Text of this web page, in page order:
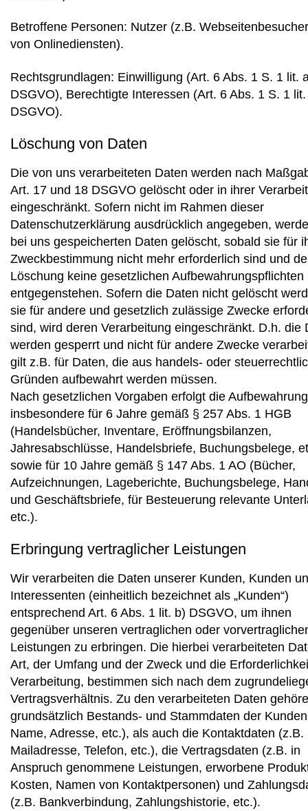
Betroffene Personen: Nutzer (z.B.
von Onlinediensten).
Rechtsgrundlagen: Einwilligung (Art. 6 Abs. 1 S. 1 lit.
DSGVO), Berechtigte Interessen (Art. 6 Abs. 1 S. 1
DSGVO).
Löschung von Daten
Die von uns verarbeiteten Daten werden nach
Art. 17 und 18 DSGVO gelöscht oder in ihrer
eingeschränkt. Sofern nicht im Rahmen dieser
Datenschutzerklärung ausdrücklich angegeben,
bei uns gespeicherten Daten gelöscht, sobald sie für
Zweckbestimmung nicht mehr erforderlich sind und
Löschung keine gesetzlichen Aufbewahrungspflichten
entgegenstehen. Sofern die Daten nicht gelöscht
sie für andere und gesetzlich zulässige Zwecke
sind, wird deren Verarbeitung eingeschränkt. D.h. die
werden gesperrt und nicht für andere Zwecke
gilt z.B. für Daten, die aus handels- oder
Gründen aufbewahrt werden müssen.
Nach gesetzlichen Vorgaben erfolgt die Aufbewahrung
insbesondere für 6 Jahre gemäß § 257 Abs. 1 HGB
(Handelsbücher, Inventare, Eröffnungsbilanzen,
Jahresabschlüsse, Handelsbriefe, Buchungsbelege,
sowie für 10 Jahre gemäß § 147 Abs. 1 AO (Bücher,
Aufzeichnungen, Lageberichte, Buchungsbelege,
und Geschäftsbriefe, für Besteuerung relevante
etc.).
Erbringung vertraglicher Leistungen
Wir verarbeiten die Daten unserer Kunden, Kunden
Interessenten (einheitlich bezeichnet als „Kunden“)
entsprechend Art. 6 Abs. 1 lit. b) DSGVO, um ihnen
gegenüber unseren vertraglichen oder
Leistungen zu erbringen. Die hierbei verarbeiteten
Art, der Umfang und der Zweck und die
Verarbeitung, bestimmen sich nach dem
Vertragsverhältnis. Zu den verarbeiteten Daten
grundsätzlich Bestands- und Stammdaten der
Name, Adresse, etc.), als auch die Kontaktdaten (z.B.
Mailadresse, Telefon, etc.), die Vertragsdaten (z.B. in
Anspruch genommene Leistungen, erworbene
Kosten, Namen von Kontaktpersonen) und
(z.B. Bankverbindung, Zahlungshistorie, etc.).